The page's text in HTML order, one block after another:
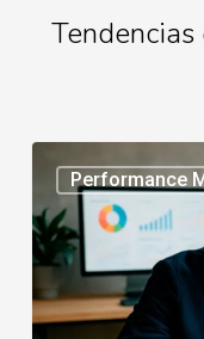
Tendencias
Performance
Marketing